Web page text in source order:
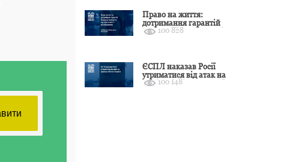
Право на життя:
дотримання гарантій
Конвенції залежить від
100 828
ЄСПЛ наказав Росії
утриматися від атак на
цивільні об’єкти України
100 148